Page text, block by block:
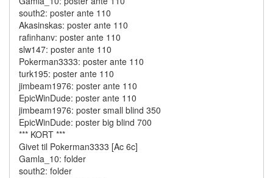
south2: poster ante 110
Akasinskas: poster ante 110
rafinhanv: poster ante 110
slw147: poster ante 110
Pokerman3333: poster ante 110
turk195: poster ante 110
jimbeam1976: poster ante 110
EpicWinDude: poster ante 110
jimbeam1976: poster small blind 350
EpicWinDude: poster big blind 700
*** KORT ***
Givet til Pokerman3333 [Ac 6c]
Gamla_10: folder
south2: folder